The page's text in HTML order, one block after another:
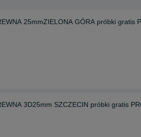
Deska kompozytowa WZÓR DREWNA
3D25mm SZCZECIN próbki gratis